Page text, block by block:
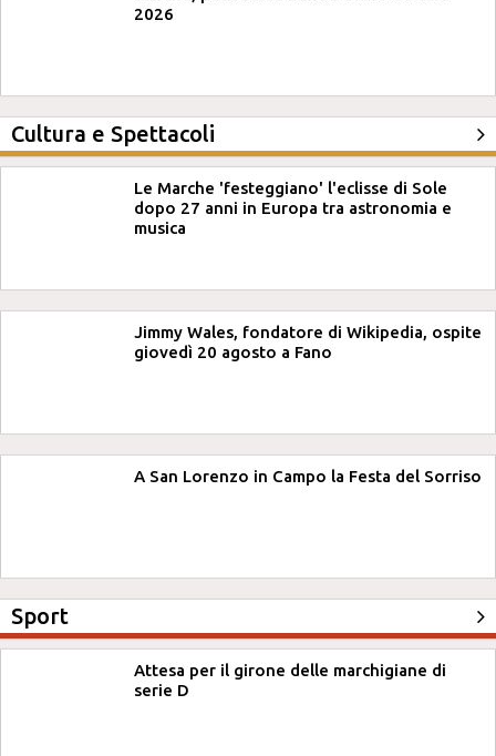
2026
Cultura e Spettacoli
Le Marche 'festeggiano' l'eclisse di Sole
dopo 27 anni in Europa tra astronomia e
musica
Jimmy Wales, fondatore di Wikipedia, ospite
giovedì 20 agosto a Fano
A San Lorenzo in Campo la Festa del Sorriso
Sport
Attesa per il girone delle marchigiane di
serie D